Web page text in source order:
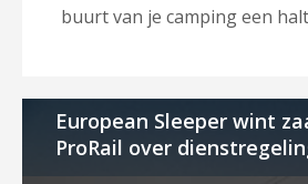
buurt van je camping een
European Sleeper wint
ProRail over